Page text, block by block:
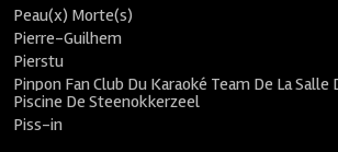
Peau(x) Morte(s)
Pierre-Guilhem
Pierstu
Pinpon Fan Club Du Karaoké Team De La Salle
Piscine De Steenokkerzeel
Piss-in